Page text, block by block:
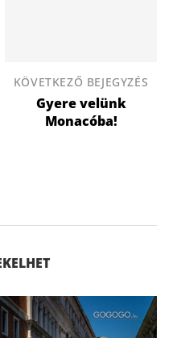
KÖVETKEZŐ BEJEGYZÉS
Gyere velünk
Monacóba!